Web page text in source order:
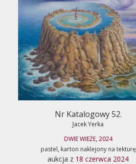
Nr Katalogowy 52.
Jacek Yerka
DWIE WIEŻE, 2024
pastel, karton naklejony na tekturę
aukcja z 18 czerwca 2024